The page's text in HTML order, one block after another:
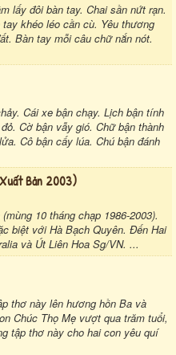
lấy đôi bàn tay. Chai sần nứt rạn.
khéo léo cần cù. Yêu thương
Bàn tay mỗi câu chữ nắn nót.
Cái xe bận chạy. Lịch bận tính
Cờ bận vẫy gió. Chữ bận thành
Cô bận cấy lúa. Chú bận đánh
Bản 2003)
10 tháng chạp 1986-2003).
biệt với Hà Bạch Quyên. Đến Hai
và Út Liên Hoa Sg/VN. ...
thơ này lên hương hồn Ba và
Chúc Thọ Mẹ vượt qua trăm tuổi,
tập thơ này cho hai con yêu quí